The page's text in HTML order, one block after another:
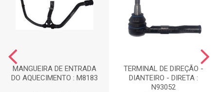
MANGUEIRA DE ENTRADA
DO AQUECIMENTO : M8183
TERMINAL DE DIREÇÃO -
DIANTEIRO - DIRETA :
N93052